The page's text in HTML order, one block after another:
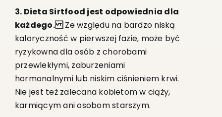
3. Dieta Sirtfood jest odpowiednia dla
każdego.Ze względu na bardzo niską
kaloryczność w pierwszej fazie, może być
ryzykowna dla osób z chorobami
przewlekłymi, zaburzeniami
hormonalnymi lub niskim ciśnieniem krwi.
Nie jest też zalecana kobietom w ciąży,
karmiącym ani osobom starszym.